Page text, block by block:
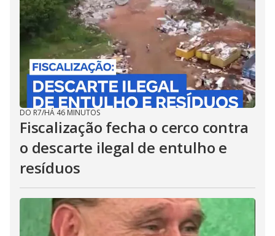
DO R7/HÁ 46 MINUTOS
Fiscalização fecha o cerco contra
o descarte ilegal de entulho e
resíduos